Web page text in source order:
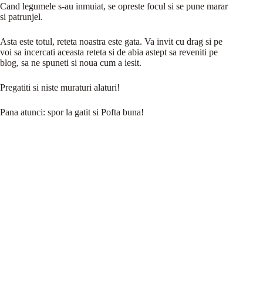
Cand legumele s-au inmuiat, se opreste focul si se pune marar
si patrunjel.
Asta este totul, reteta noastra este gata. Va invit cu drag si pe
voi sa incercati aceasta reteta si de abia astept sa reveniti pe
blog, sa ne spuneti si noua cum a iesit.
Pregatiti si niste muraturi alaturi!
Pana atunci: spor la gatit si Pofta buna!